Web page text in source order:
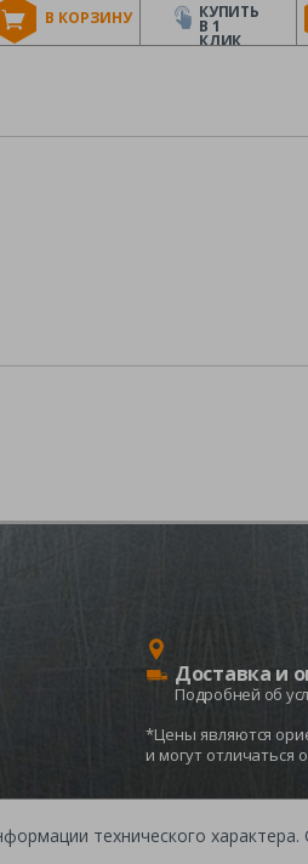
В КОРЗИНУ КУПИТЬ
В 1
КЛИК
Доставка и
Подробней об
*Цены являются
и могут отличаться
технического